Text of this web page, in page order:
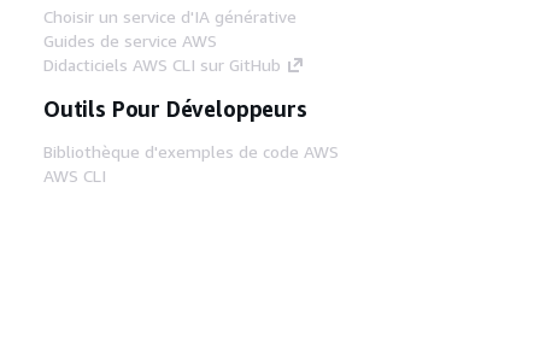
Choisir un service d'IA générative
Guides de service AWS
Didacticiels AWS CLI sur GitHub
Outils Pour Développeurs
Bibliothèque d'exemples de code AWS
AWS CLI